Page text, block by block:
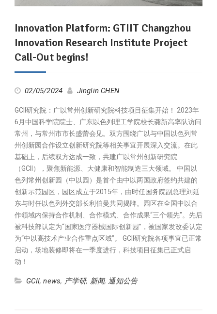
Innovation Platform: GTIIT Changzhou
Innovation Research Institute Project
Call-Out begins!
02/05/2024 Jinglin CHEN
GCII研究院：广以常州创新研究院科技项目征集开始！ 2023年
6月中国科学院院士、广东以色列理工学院校长龚新高率队访问
常州，与常州市市长盛蕾会见。双方围绕广以与中国以色列常
州创新园合作设立创新研究院等相关事宜开展深入交流。在此
基础上，后续双方达成一致，共建广以常州创新研究院
（GCII），聚焦新能源、大健康和智能制造三大领域。 中国以
色列常州创新园（中以园）是首个由中以两国政府签约共建的
创新示范园区，园区成立于2015年，由时任国务院副总理刘延
东与时任以色列外交部长利伯曼共同揭牌。园区在全国中以合
作领域内保持合作机制、合作模式、合作成果“三个领先”。先后
被科技部认定为“国家医疗器械国际创新园”，被国家发改委认定
为“中以高技术产业合作重点区域”。 GCII研究院各项事宜已正常
启动，场地装修即将在一季度进行，科技项目征集已正式启
动！
GCII,news, 产学研, 新闻, 通知公告